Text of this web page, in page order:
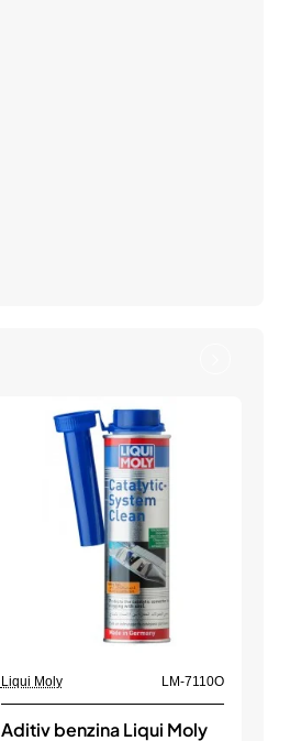
Liqui Moly LM-7110O
Aditiv benzina Liqui Moly